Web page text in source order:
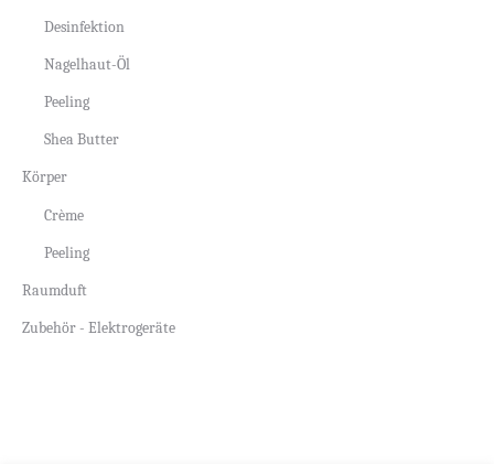
Desinfektion
Nagelhaut-Öl
Peeling
Shea Butter
Körper
Crème
Peeling
Raumduft
Zubehör - Elektrogeräte